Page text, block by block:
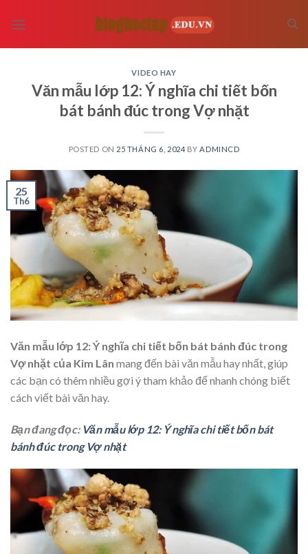
VIDEO HAY
Văn mẫu lớp 12: Ý nghĩa chi tiết bốn
bát bánh đúc trong Vợ nhặt
POSTED ON 25 THÁNG 6, 2024 BY ADMINCD
25
Th6
Văn mẫu lớp 12: Ý nghĩa chi tiết bốn bát bánh đúc trong
Vợ nhặt của Kim Lân mang đến bài văn mẫu hay nhất, giúp
các bạn có thêm nhiều gợi ý tham khảo để nhanh chóng biết
cách viết bài văn hay.
Bạn đang đọc: Văn mẫu lớp 12: Ý nghĩa chi tiết bốn bát
bánh đúc trong Vợ nhặt